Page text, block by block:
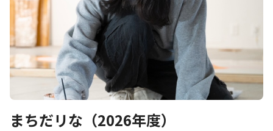
まちだリな（2026年度）